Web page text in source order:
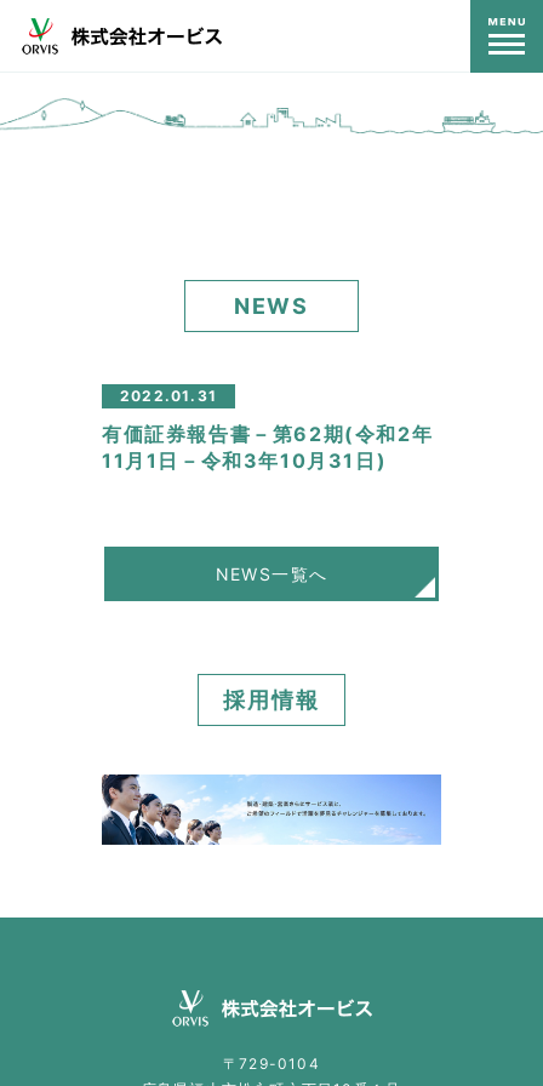
NEWS
2022.01.31
有価証券報告書－第62期(令和2年
11月1日－令和3年10月31日)
NEWS一覧へ
採用情報
〒729-0104